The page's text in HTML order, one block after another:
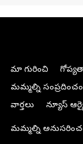
మా గురించి
మమ్మల్ని
వార్తలు
న్యూస్
మమ్మల్ని